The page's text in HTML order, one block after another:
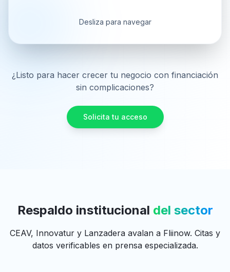
Desliza para navegar
¿Listo para hacer crecer tu negocio con financiación
sin complicaciones?
Solicita tu acceso
Respaldo institucional del sector
CEAV, Innovatur y Lanzadera avalan a Fliinow. Citas y
datos verificables en prensa especializada.